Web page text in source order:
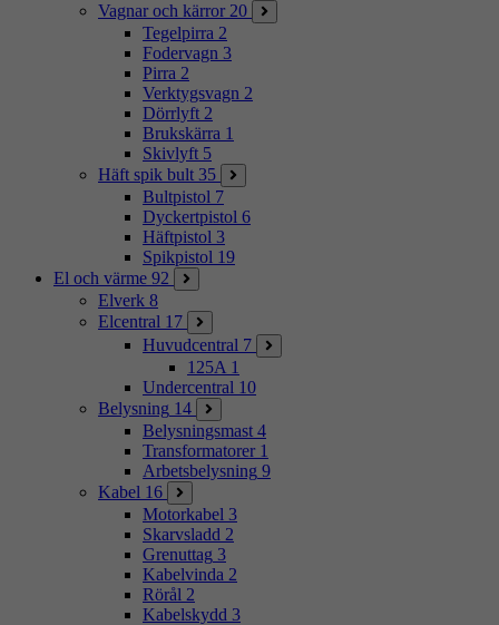
Vagnar och kärror 20
Tegelpirra 2
Fodervagn 3
Pirra 2
Verktygsvagn 2
Dörrlyft 2
Brukskärra 1
Skivlyft 5
Häft spik bult 35
Bultpistol 7
Dyckertpistol 6
Häftpistol 3
Spikpistol 19
El och värme 92
Elverk 8
Elcentral 17
Huvudcentral 7
125A 1
Undercentral 10
Belysning 14
Belysningsmast 4
Transformatorer 1
Arbetsbelysning 9
Kabel 16
Motorkabel 3
Skarvsladd 2
Grenuttag 3
Kabelvinda 2
Rörål 2
Kabelskydd 3